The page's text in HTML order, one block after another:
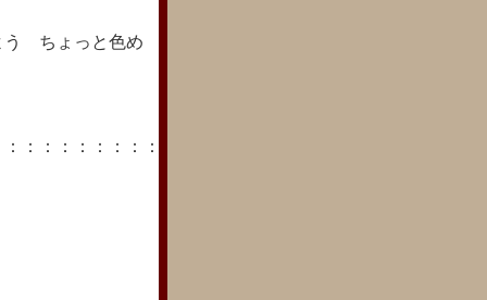
う ちょっと色め
：：：：：：：：：：：